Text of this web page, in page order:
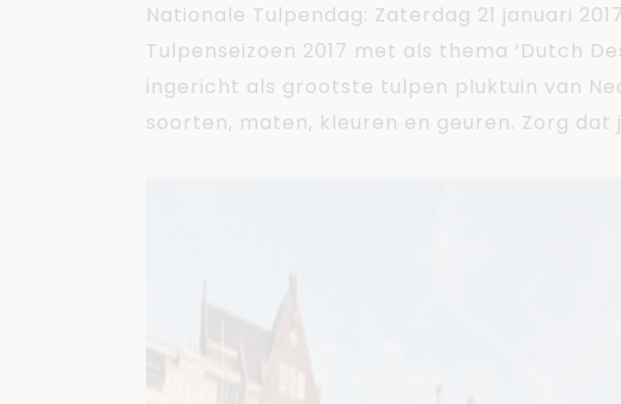
Nationale Tulpendag: Zaterdag 21 januari
Tulpenseizoen 2017 met als thema ‘Dutch
ingericht als grootste tulpen pluktuin van
soorten, maten, kleuren en geuren. Zorg dat